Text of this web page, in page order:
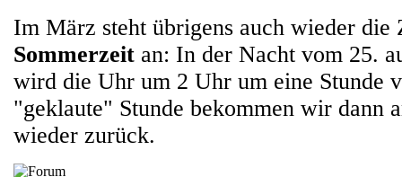
Im März steht übrigens auch wieder die
Sommerzeit an: In der Nacht vom 25.
wird die Uhr um 2 Uhr um eine Stunde
"geklaute" Stunde bekommen wir dann
wieder zurück.